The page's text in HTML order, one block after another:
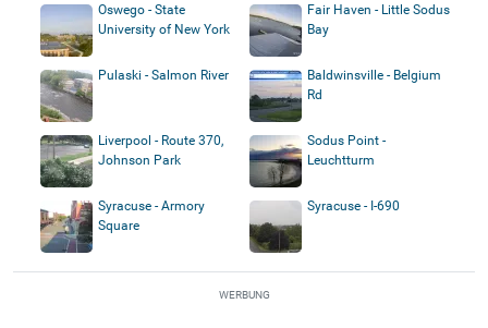
Oswego - State
University of New York
Fair Haven - Little Sodus
Bay
Pulaski - Salmon River
Baldwinsville - Belgium
Rd
Liverpool - Route 370,
Johnson Park
Sodus Point -
Leuchtturm
Syracuse - Armory
Square
Syracuse - I-690
WERBUNG